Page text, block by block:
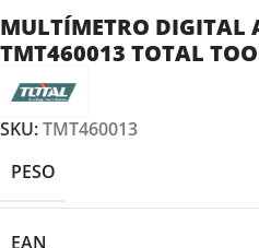
MULTÍMETRO DIGITAL
TMT460013 TOTAL
SKU:TMT460013
PESO
EAN